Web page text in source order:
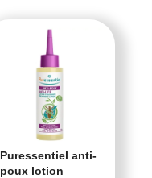
Puressentiel anti-
poux lotion